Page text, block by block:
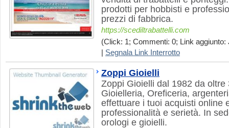
prodotti per hobbisti e
prezzi di fabbrica.
https://scediltrabattelli.com
(Click: 1; Commenti: 0; Link aggiunto:
Segnala Link Interrotto
Zoppi Gioielli
Zoppi Gioielli dal 1982 da
Gioielleria, Oreficeria,
effettuare i tuoi acquisti online
professionalità e serietà. In
orologi e gioielli.